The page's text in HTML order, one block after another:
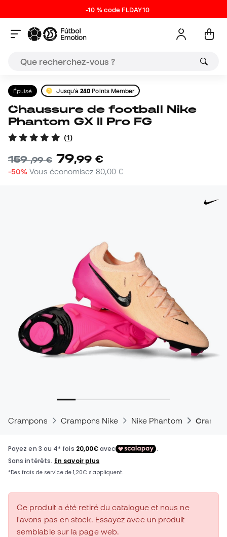
-10 % code FLDAY10
Épuisé Jusqu'à240 Points Member
Chaussure de football Nike
Phantom GX II Pro FG
(1)
159,99 € 79,99 €
-50% Vous économisez 80,00 €
Crampons Crampons Nike Nike Phantom
Ce produit a été retiré du catalogue et nous ne
l'avons pas en stock. Essayez avec un produit
semblable sur la page web.